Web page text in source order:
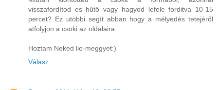
visszafordítod es hűtő vagy hagyod lefele forditva 10-15
percet? Ez utòbbi segít abban hogy a mélyedés tetejéről
atfolyjon a csoki az oldalaira.
Hoztam Neked lio-meggyet:)
Válasz